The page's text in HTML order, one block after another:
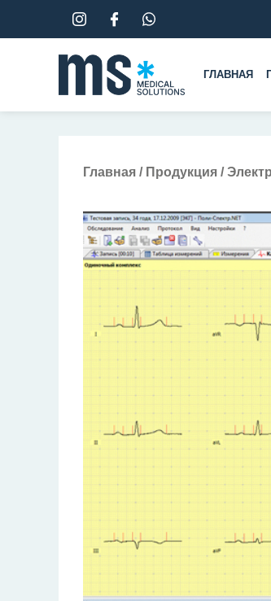
к
содержимому
ГЛАВНАЯ
Главная / Продукция /